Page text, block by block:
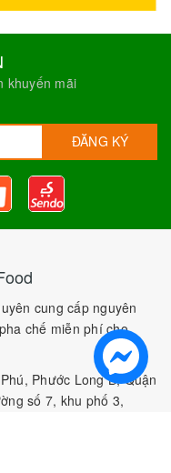
khuyến mãi
ĐĂNG KÝ
cung cấp nguyên
chế miễn phí cho
Phước Long B, Quận
số 7, khu phố 3,